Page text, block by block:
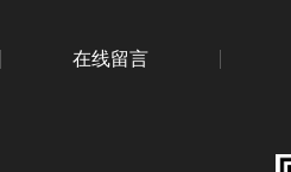
在线留言